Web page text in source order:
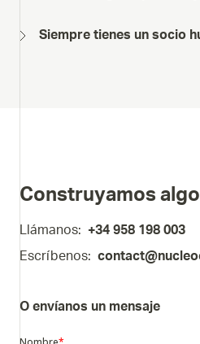
Siempre tienes un socio
Construyamos
Llámanos:
+34 958 198 003
Escríbenos:
O envíanos un mensaje